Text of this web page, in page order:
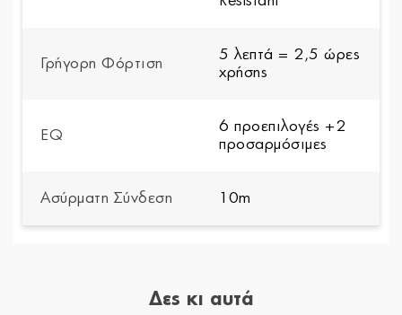
Γρήγορη Φόρτιση
5 λεπτά = 2,5 ώρες
χρήσης
EQ
6 προεπιλογές +2
προσαρμόσιμες
Ασύρματη Σύνδεση 10m
Δες κι αυτά